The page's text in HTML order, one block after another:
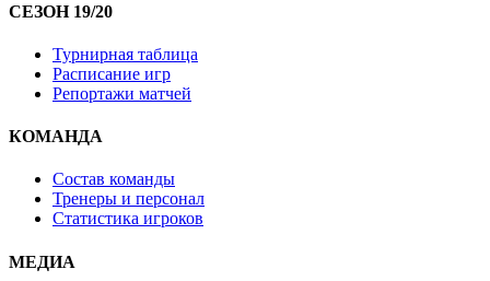
СЕЗОН 19/20
Турнирная таблица
Расписание игр
Репортажи матчей
КОМАНДА
Состав команды
Тренеры и персонал
Статистика игроков
МЕДИА